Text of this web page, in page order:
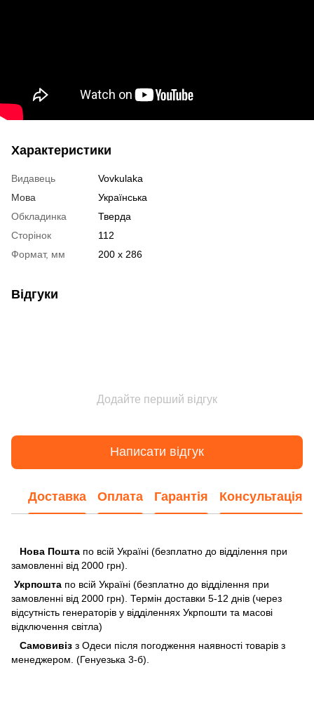
Характеристики
Видавець
Vovkulaka
Мова
Українська
Обкладинка
Тверда
Сторінок
112
Формат, мм
200 х 286
Відгуки
Додайте перший відгук
Написати відгук
Доставка Оплата Гарантія Консультація
Нова Пошта по всій Україні (безплатно до відділення при
замовленні від 2000 грн).
Укрпошта по всій Україні (безплатно до відділення при
замовленні від 2000 грн). Термін доставки 5-12 днів (через
відсутність генераторів у відділеннях Укрпошти та масові
відключення світла)
Самовивіз з Одеси після погодження наявності товарів з
менеджером. (Генуезька 3-б).